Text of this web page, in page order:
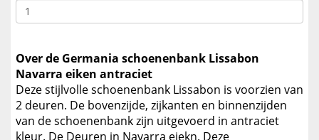
Over de Germania schoenenbank Lissabon
Navarra eiken antraciet
Deze stijlvolle schoenenbank Lissabon is voorzien van
2 deuren. De bovenzijde, zijkanten en binnenzijden
van de schoenenbank zijn uitgevoerd in antraciet
kleur. De Deuren in Navarra eiekn. Deze